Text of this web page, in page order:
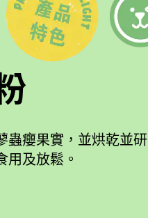
蟲癭果實，並烘乾並研
及放鬆。